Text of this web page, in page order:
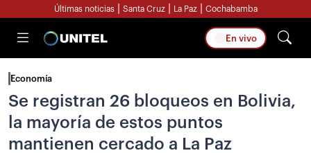
Últimas noticias Santa Cruz La Paz Cochabamba
En vivo
Economía
Se registran 26 bloqueos en Bolivia,
la mayoría de estos puntos
mantienen cercado a La Paz